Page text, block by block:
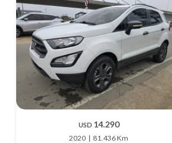
USD 14.290
2020
81.436 Km